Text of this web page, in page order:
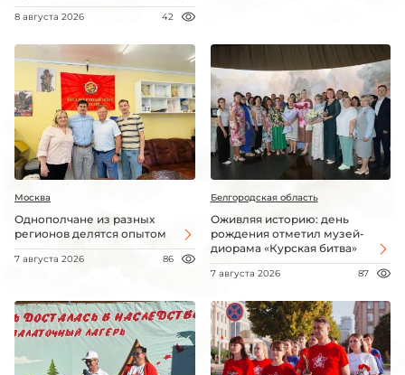
8 августа 2026 42
Москва
Однополчане из разных
регионов делятся опытом
7 августа 2026 86
Белгородская область
Оживляя историю: день
рождения отметил музей-
диорама «Курская битва»
7 августа 2026 87